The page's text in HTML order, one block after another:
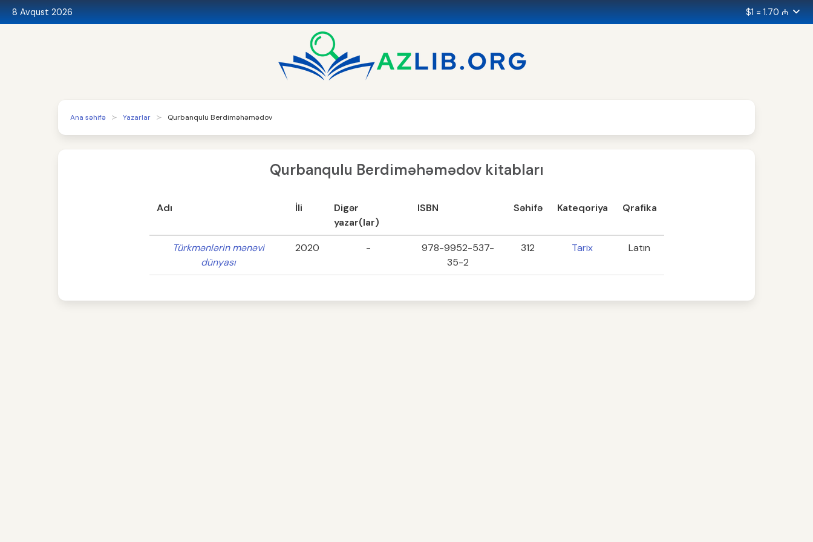
8 Avqust 2026 $1 = 1.70 ₼
Ana səhifə Yazarlar Qurbanqulu Berdiməhəmədov
Qurbanqulu Berdiməhəmədov kitabları
Adı İli
Digər
yazar(lar)
ISBN Səhifə Kateqoriya Qrafika
Türkmənlərin mənəvi
dünyası
2020 -
978-9952-537-
35-2
312 Tarix Latın